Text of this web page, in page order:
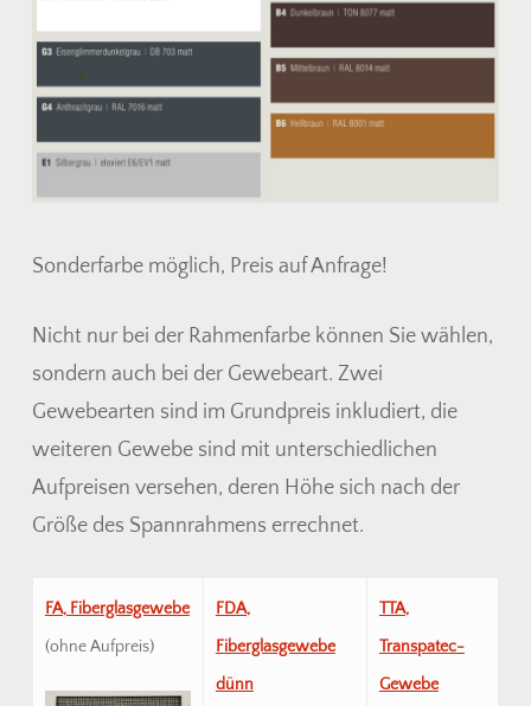
Sonderfarbe möglich, Preis auf Anfrage!
Nicht nur bei der Rahmenfarbe können Sie wählen,
sondern auch bei der Gewebeart. Zwei
Gewebearten sind im Grundpreis inkludiert, die
weiteren Gewebe sind mit unterschiedlichen
Aufpreisen versehen, deren Höhe sich nach der
Größe des Spannrahmens errechnet.
FA, Fiberglasgewebe
(ohne Aufpreis)
FDA,
Fiberglasgewebe
dünn
TTA,
Transpatec-
Gewebe